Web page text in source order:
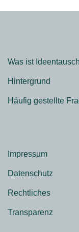
Was ist Ideentausch
Hintergrund
Häufig gestellte
Impressum
Datenschutz
Rechtliches
Transparenz